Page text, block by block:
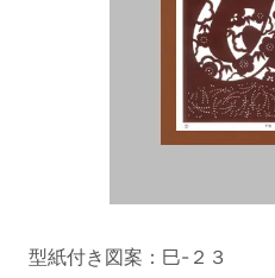
型紙付き図案：巳-２３